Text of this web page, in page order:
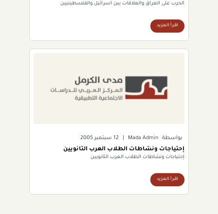
الحرب على العراق والعلاقات بين اسرائيل والفلسطينيين
اقرأ المزيد
بواسطة Mada Admin 12 سبتمبر 2005
إحتياجات ونشاطات الطلاب العرب الثانويين
إحتياجات ونشاطات الطلاب العرب الثانويين
اقرأ المزيد